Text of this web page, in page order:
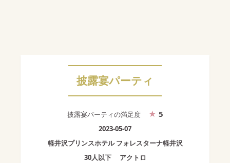
披露宴パーティ
披露宴パーティの満足度 5
2023-05-07
軽井沢プリンスホテル フォレスターナ軽井沢
30人以下
アクトロ